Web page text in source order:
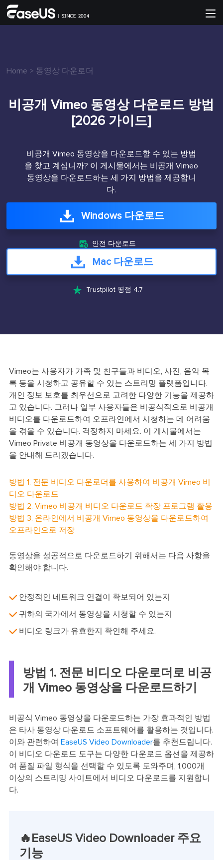
Home > 동영상 다운로더
비공개 Vimeo 동영상 다운로드 방법
[2026 가이드]
비공개 Vimeo 동영상을 다운로드할 수 있는 방법
을 찾고 계십니까? 이 게시물에서는 비공개 Vimeo
동영상을 다운로드하는 세 가지 방법을 제공합니
다.
Windows 다운로드
 안전 다운로드
Mac 다운로드
 Trustpilot 평점 4.7
Vimeo는 사용자가 가족 및 친구들과 비디오, 사진, 음악 목
록 등을 시청하고 공유할 수 있는 스트리밍 플랫폼입니다.
개인 정보 보호를 최우선으로 고려한 다양한 기능을 제공하
고 있습니다. 그러나 일부 사용자들은 비공식적으로 비공개
비디오를 다운로드하여 오프라인에서 시청하는 데 어려움
을 겪을 수 있습니다. 걱정하지 마세요. 이 게시물에서는
Vimeo Private 비공개 동영상을 다운로드하는 세 가지 방법
을 안내해 드리겠습니다.
방법 1. 전문 비디오 다운로더를 사용하여 비공개 Vimeo 비
디오 다운로드
방법 2. Vimeo 비공개 비디오 다운로드 확장 프로그램 활용
방법 3. 온라인에서 비공개 Vimeo 동영상을 다운로드하여
오프라인으로 저장
동영상을 성공적으로 다운로드하기 위해서는 다음 사항을
확인해야 합니다.
안정적인 네트워크 연결이 확보되어 있는지
귀하의 국가에서 동영상을 시청할 수 있는지
비디오 링크가 유효한지 확인해 주세요.
방법 1. 전문 비디오 다운로더로 비공
개 Vimeo 동영상을 다운로드하기
비공식 Vimeo 동영상을 다운로드하는 가장 효과적인 방법
은 타사 동영상 다운로드 소프트웨어를 활용하는 것입니다.
이와 관련하여 EaseUS Video Downloader를 추천드립니다.
이 비디오 다운로드 도구는 다양한 다운로드 옵션을 제공하
여 품질 파일 형식을 선택할 수 있도록 도와주며, 1,000개
이상의 스트리밍 사이트에서 비디오 다운로드를 지원합니
다.
🔥EaseUS Video Downloader 주요
기능